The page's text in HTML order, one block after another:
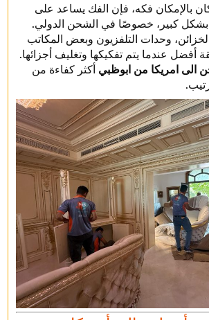
كان بالإمكان فكه، فإن الفك يساعد على
كبير، خصوصًا في الشحن الدولي.
وحدات التلفزيون وبعض المكاتب
أفضل عندما يتم تفكيكها وتغليف أجزائها.
الى امريكا من ابوظبي أكثر كفاءة من